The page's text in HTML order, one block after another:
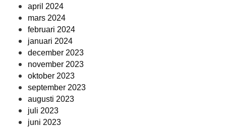
april 2024
mars 2024
februari 2024
januari 2024
december 2023
november 2023
oktober 2023
september 2023
augusti 2023
juli 2023
juni 2023